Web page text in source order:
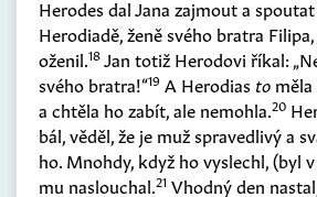
Herodes dal Jana zajmout a
Herodiadě, ženě svého bratra
oženil.18Jan totiž Herodovi říkal:
svého bratra!“19 A Herodias to
a chtěla ho zabít, ale nemohla.20
bál, věděl, že je muž spravedlivý a
ho. Mnohdy, když ho vyslechl,(byl
mu naslouchal.21 Vhodný den